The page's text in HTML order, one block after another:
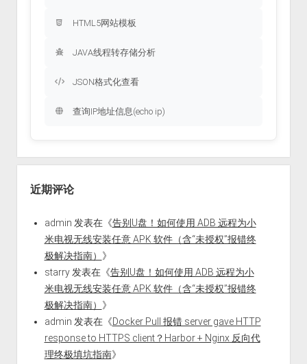
HTML5网站模板
JAVA线程转存储分析
JSON格式化查看
查询IP地址信息(echo ip)
近期评论
admin 发表在《告别U盘！如何使用 ADB 远程为小
米电视无线安装任意 APK 软件（含“未授权”报错终
极解决指南） 》
starry发表在《告别U盘！如何使用 ADB 远程为小
米电视无线安装任意 APK 软件（含“未授权”报错终
极解决指南） 》
admin 发表在《Docker Pull 报错 server gave HTTP
response to HTTPS client？Harbor + Nginx 反向代
理终极填坑指南》